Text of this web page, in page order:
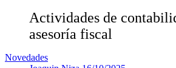
Actividades de
asesoría fiscal
Novedades